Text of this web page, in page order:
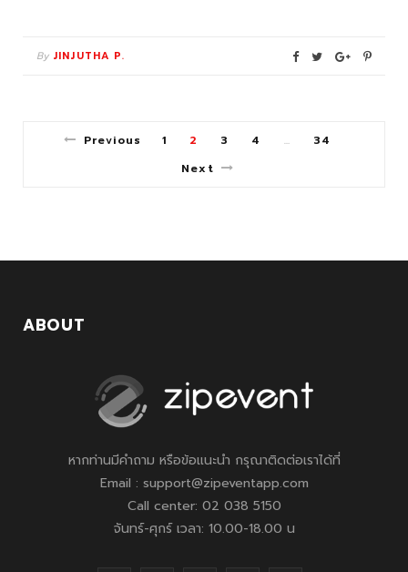
By JINJUTHA P.
Previous 1 2 3 4 …
34
Next
ABOUT
หากท่านมีคำถาม หรือข้อแนะนำ กรุณาติดต่อเราได้ที่
Email : support@zipeventapp.com
Call center: 02 038 5150
จันทร์-ศุกร์ เวลา: 10.00-18.00 น